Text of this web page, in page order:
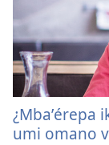
¿Mbaʼérepa
umi omano